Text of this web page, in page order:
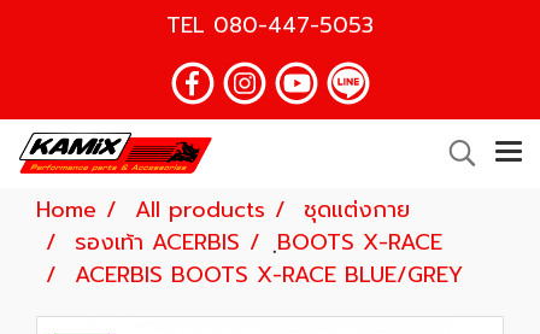
TEL 080-447-5053
Home All products
ชุดแต่งกาย
รองเท้า ACERBIS
ฺBOOTS X-RACE
ACERBIS BOOTS X-RACE BLUE/GREY